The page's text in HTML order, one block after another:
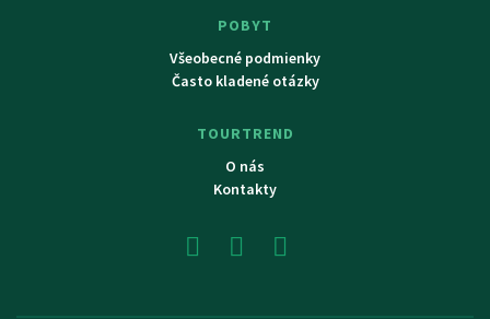
POBYT
Všeobecné podmienky
Často kladené otázky
TOURTREND
O nás
Kontakty